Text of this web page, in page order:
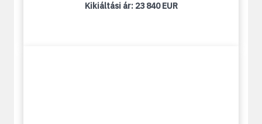
Kikiáltási ár: 23 840 EUR